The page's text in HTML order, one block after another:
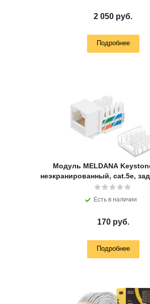
2 050 руб.
Подробнее
Модуль MELDANA
неэкранированный, cat.5e,
Есть в наличии
170 руб.
Подробнее